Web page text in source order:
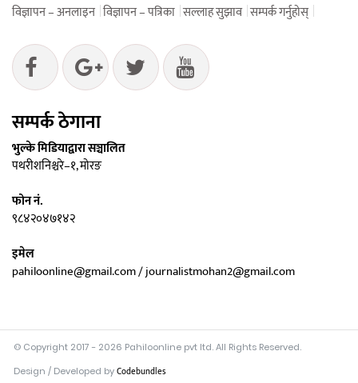
विज्ञापन – अनलाइन विज्ञापन – पत्रिका सल्लाह सुझाव सम्पर्क गर्नुहोस्
सम्पर्क ठेगाना
भुल्के मिडियाद्वारा सञ्चालित
पथरीशनिश्चरे–१, मोरङ
फोन नं.
९८४२०४७१४२
इमेल
pahiloonline@gmail.com / journalistmohan2@gmail.com
© Copyright 2017 - 2026 Pahiloonline pvt ltd. All Rights Reserved.
Design / Developed byCodebundles